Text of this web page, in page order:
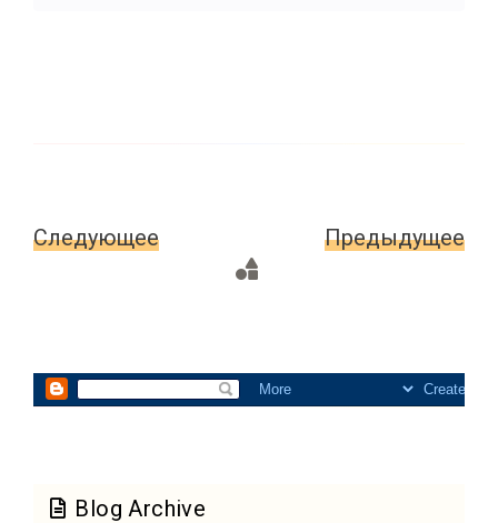
Следующее Предыдущее
страница
Blog Archive